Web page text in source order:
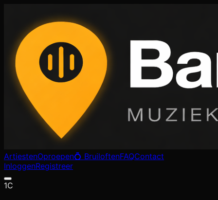
ArtiestenOproepen💍 BruiloftenFAQContact
InloggenRegistreer
1C